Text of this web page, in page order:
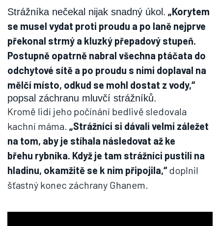
Strážníka nečekal nijak snadný úkol. „Korytem
se musel vydat proti proudu a po laně nejprve
překonal strmý a kluzký přepadový stupeň.
Postupně opatrně nabral všechna ptáčata do
odchytové sítě a po proudu s nimi doplaval na
mělčí místo, odkud se mohl dostat z vody,“
popsal záchranu mluvčí strážníků.
Kromě lidí jeho počínání bedlivě sledovala
kachní máma. „Strážníci si dávali velmi záležet
na tom, aby je stíhala následovat až ke
břehu rybníka. Když je tam strážníci pustili na
hladinu, okamžitě se k nim připojila,“doplnil
šťastný konec záchrany Ghanem.